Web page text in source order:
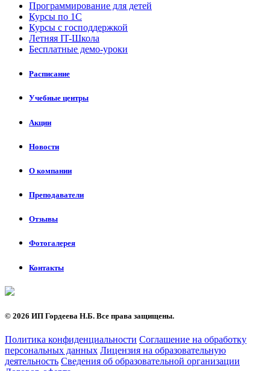
Программирование для детей
Курсы по 1С
Курсы с господдержкой
Летняя IT-Школа
Бесплатные демо-уроки
Расписание
Учебные центры
Акции
Новости
О компании
Преподаватели
Отзывы
Фотогалерея
Контакты
© 2026 ИП Гордеева Н.Б. Все права защищены.
Политика конфиденциальности Соглашение на обработку
персональных данных Лицензия на образовательную
деятельность Сведения об образовательной организации